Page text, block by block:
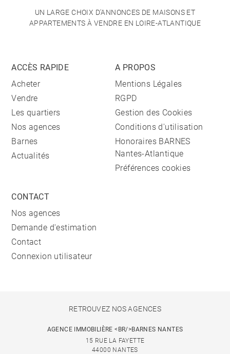
UN LARGE CHOIX D'ANNONCES DE MAISONS ET
APPARTEMENTS À VENDRE EN LOIRE-ATLANTIQUE
ACCÈS RAPIDE
Acheter
Vendre
Les quartiers
Nos agences
Barnes
Actualités
A PROPOS
Mentions Légales
RGPD
Gestion des Cookies
Conditions d'utilisation
Honoraires BARNES
Nantes-Atlantique
Préférences cookies
CONTACT
Nos agences
Demande d'estimation
Contact
Connexion utilisateur
RETROUVEZ NOS AGENCES
AGENCE IMMOBILIÈRE <BR/>BARNES NANTES
15 RUE LA FAYETTE
44000 NANTES